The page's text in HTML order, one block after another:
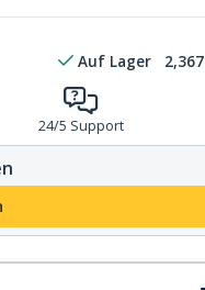
Auf Lager 2,367
24/5 Support